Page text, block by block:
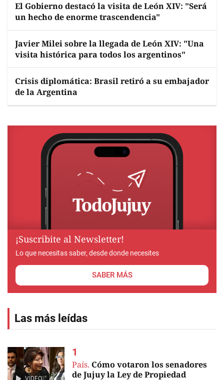
El Gobierno destacó la visita de León XIV: "Será
un hecho de enorme trascendencia"
Javier Milei sobre la llegada de León XIV: "Una
visita histórica para todos los argentinos"
Crisis diplomática: Brasil retiró a su embajador
de la Argentina
¡Suscribite al Newsletter!
Lo que necesitas saber, desde donde necesites
SABER MÁS
Las más leídas
VIDEO
País. Cómo votaron los senadores
de Jujuy la Ley de Propiedad